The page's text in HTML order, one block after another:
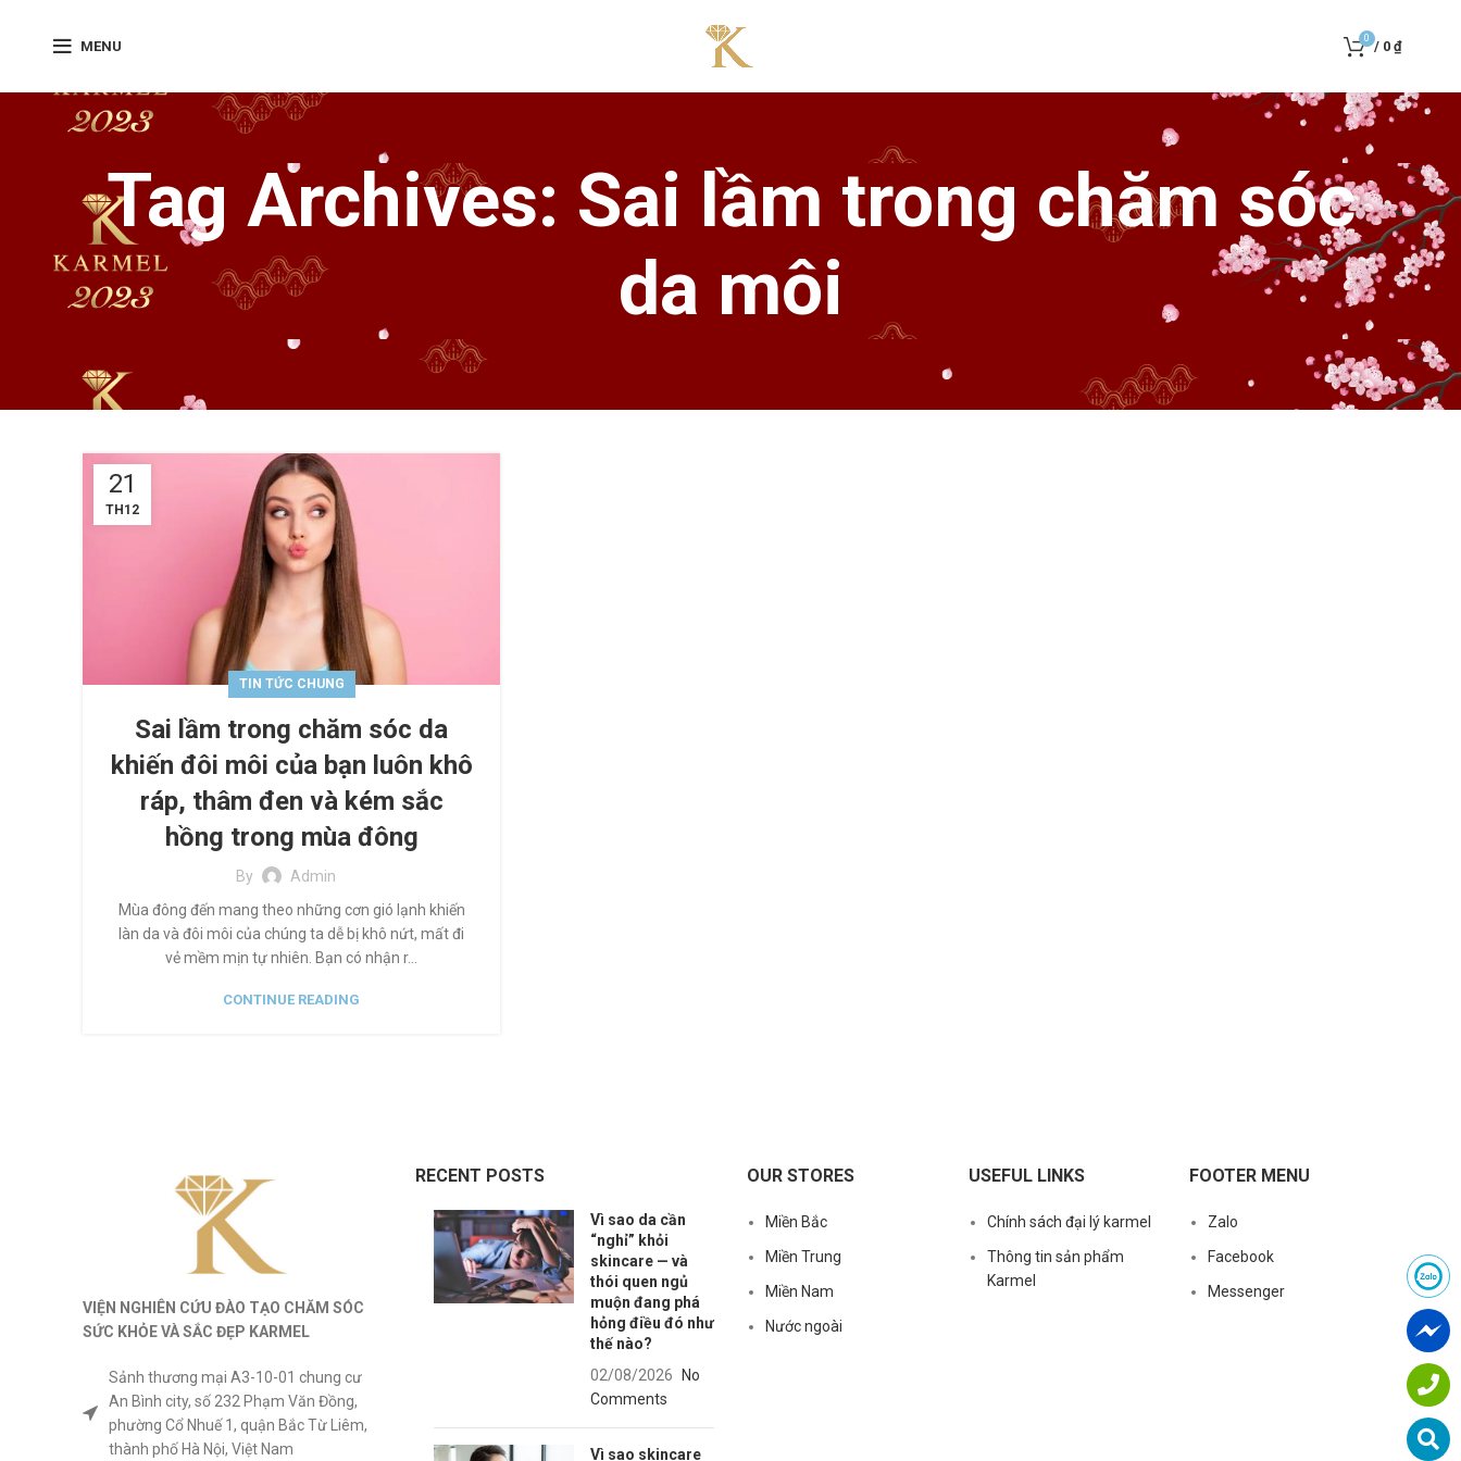
MENU
0
/ 0₫
Tag Archives: Sai lầm trong chăm sóc
da môi
21
TH12
TIN TỨC CHUNG
Sai lầm trong chăm sóc da
khiến đôi môi của bạn luôn khô
ráp, thâm đen và kém sắc
hồng trong mùa đông
By
Admin
Mùa đông đến mang theo những cơn gió lạnh khiến
làn da và đôi môi của chúng ta dễ bị khô nứt, mất đi
vẻ mềm mịn tự nhiên. Bạn có nhận r...
CONTINUE READING
VIỆN NGHIÊN CỨU ĐÀO TẠO CHĂM SÓC
SỨC KHỎEVÀSẮC ĐẸP KARMEL
Sảnh thương mại A3-10-01 chung cư
An Bình city, số 232 Phạm Văn Đồng,
phường Cổ Nhuế 1, quận Bắc Từ Liêm,
thành phố Hà Nội, Việt Nam
RECENT POSTS
Vì sao da cần
“nghỉ” khỏi
skincare — và
thói quen ngủ
muộn đang phá
hỏng điều đó như
thế nào?
02/08/2026 No
Comments
Vì sao skincare
OUR STORES
Miền Bắc
Miền Trung
Miền Nam
Nước ngoài
USEFUL LINKS
Chính sách đại lý karmel
Thông tin sản phẩm
Karmel
FOOTER MENU
Zalo
Facebook
Messenger